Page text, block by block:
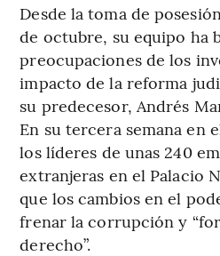
Desde la toma de
de octubre, su equipo ha
preocupaciones de los
impacto de la reforma
su predecesor, Andrés
En su tercera semana en
los líderes de unas 240
extranjeras en el Palacio
que los cambios en el
frenar la corrupción y
derecho”.